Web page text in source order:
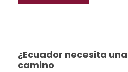
¿Ecuador necesita
camino